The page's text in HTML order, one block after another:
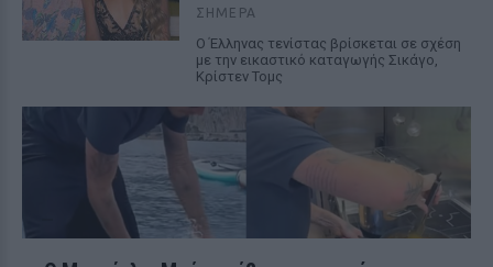
ΣΉΜΕΡΑ
Ο Έλληνας τενίστας βρίσκεται σε σχέση
με την εικαστικό καταγωγής Σικάγο,
Κρίστεν Τομς